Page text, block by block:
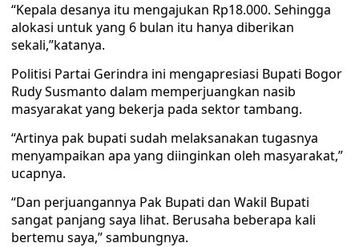
“Kepala desanya itu mengajukan Rp18.000. Sehingga
alokasi untuk yang 6 bulan itu hanya diberikan
sekali,”katanya.
Politisi Partai Gerindra ini mengapresiasi Bupati Bogor
Rudy Susmanto dalam memperjuangkan nasib
masyarakat yang bekerja pada sektor tambang.
“Artinya pak bupati sudah melaksanakan tugasnya
menyampaikan apa yang diinginkan oleh masyarakat,”
ucapnya.
“Dan perjuangannya Pak Bupati dan Wakil Bupati
sangat panjang saya lihat. Berusaha beberapa kali
bertemu saya,” sambungnya.